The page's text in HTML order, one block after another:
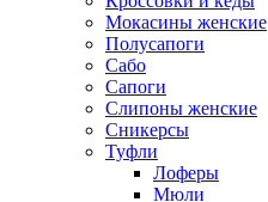
Мокасины женские
Полусапоги
Сабо
Сапоги
Слипоны женские
Сникерсы
Туфли
Лоферы
Мюли